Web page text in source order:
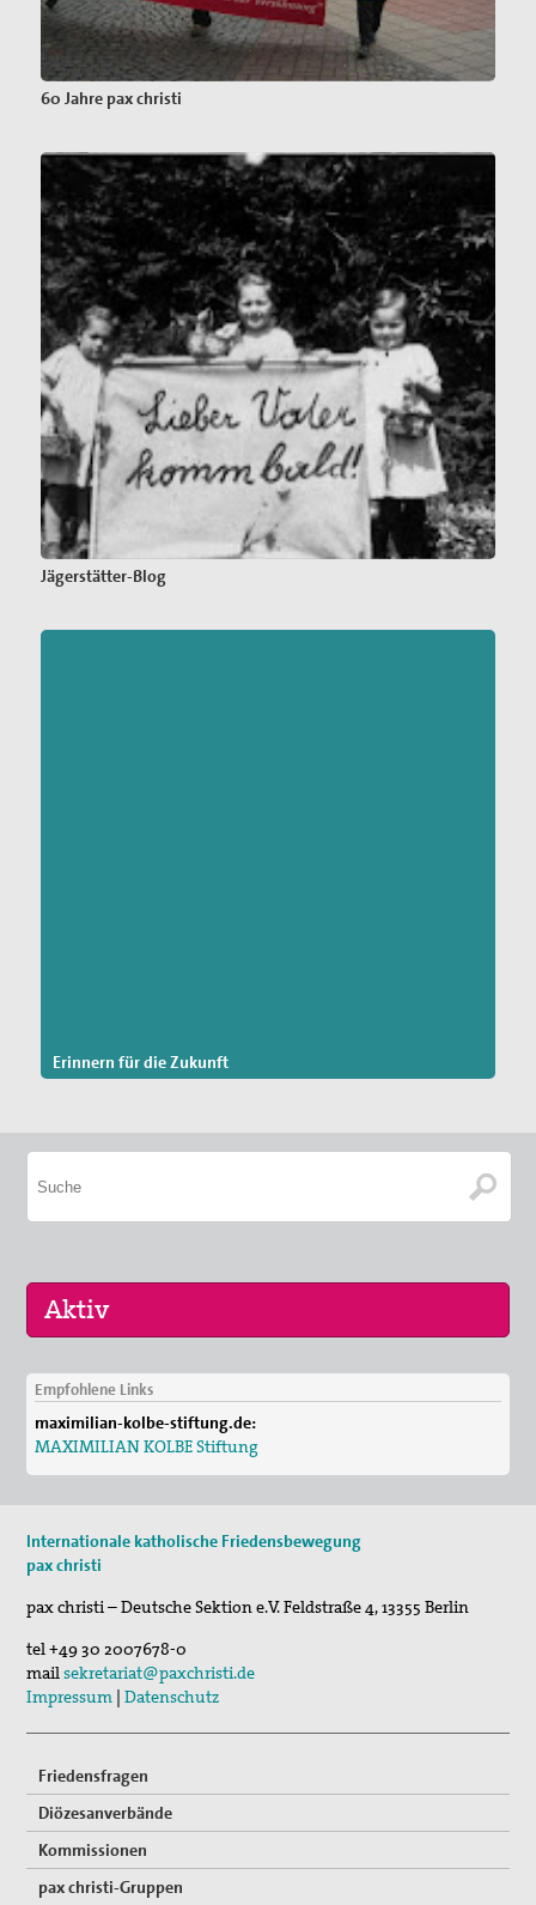
60 Jahre pax christi
Jägerstätter-Blog
Erinnern für die Zukunft
29. Aug 2026
Fahradpilgertour 2026
01. Sep 2026
Empfohlene Links
maximilian-kolbe-stiftung.de:
MAXIMILIAN KOLBE Stiftung
Internationale katholische Friedensbewegung
pax christi
pax christi – Deutsche Sektion e.V.Feldstraße 4,13355 Berlin
tel+49 30 2007678-0
mailsekretariat@paxchristi.de
Impressum |Datenschutz
Friedensfragen
Diözesanverbände
Kommissionen
pax christi-Gruppen